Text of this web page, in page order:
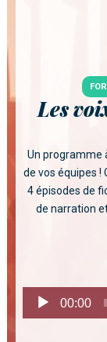
Les
Un programme
de vos équipes !
4 épisodes de
de narration
00:00